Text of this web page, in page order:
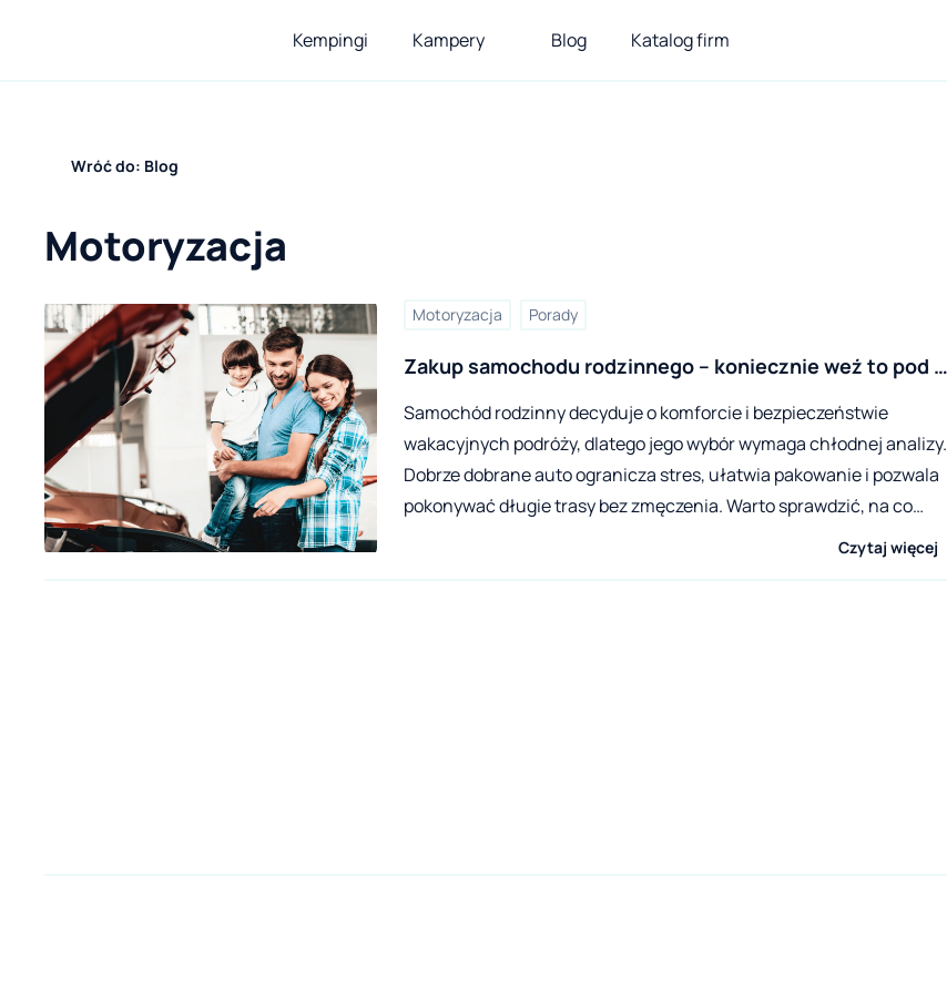
Kempingi Kampery Blog Katalog firm
Wróć do: Blog
Motoryzacja
Motoryzacja Porady
Zakup samochodu rodzinnego – koniecznie weź to pod
uwagę, jeśli jedziesz autem na wakacje!
Samochód rodzinny decyduje o komforcie i bezpieczeństwie
wakacyjnych podróży, dlatego jego wybór wymaga chłodnej analizy.
Dobrze dobrane auto ogranicza stres, ułatwia pakowanie i pozwala
pokonywać długie trasy bez zmęczenia. Warto sprawdzić, na co
Czytaj więcej